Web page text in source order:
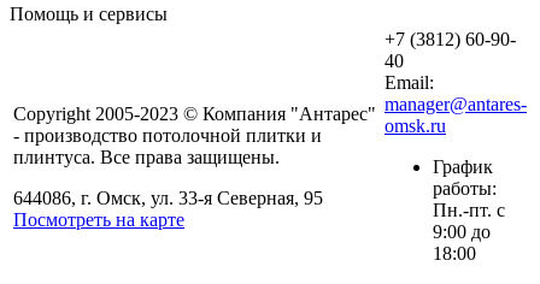
Помощь и сервисы
Copyright 2005-2023 © Компания "Антарес"
- производство потолочной плитки и
плинтуса. Все права защищены.
644086, г. Омск, ул. 33-я Северная, 95
Посмотреть на карте
+7 (3812) 60-90-
40
Email:
manager@antares-
omsk.ru
График
работы:
Пн.-пт. с
9:00 до
18:00